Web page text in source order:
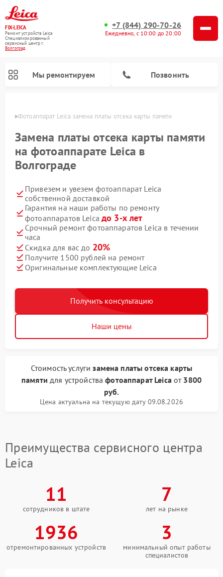
FIX-LEICA
Ремонт устройств Leica
Специализированный
cервисный центр г.
Волгоград
+7 (844) 290-70-26
Ежедневно, с 10:00 до 20:00
Мы ремонтируем Позвонить
Фотоаппарат Leica замена платы отсека карты памяти
Замена платы отсека карты памяти
на фотоаппарате Leica в
Волгограде
Привезем и увезем фотоаппарат Leica
собственной доставкой
Гарантия на наши работы по ремонту
фотоаппаратов Leicaдо 3-х лет
Срочный ремонт фотоаппаратов Leica в течении
часа
Скидка для вас до 20%
Получите 1500 рублей на ремонт
Оригинальные комплектующие Leica
Получить консультацию
Наши цены
Стоимость услугизамена платы отсека карты
памяти для устройствафотоаппарат Leicaот 3800
руб.
Цена актуальна на текущую дату 09.08.2026
Преимущества сервисного центра
Leica
11
сотрудников в штате
7
лет на рынке
1936
отремонтированных устройств
3
минимальный опыт работы
специалистов